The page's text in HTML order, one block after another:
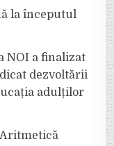
la începutul
NOI a finalizat
dezvoltării
adulților
Aritmetică